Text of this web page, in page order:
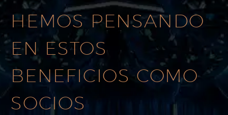
HEMOS PENSANDO
EN ESTOS
BENEFICIOS COMO
SOCIOS